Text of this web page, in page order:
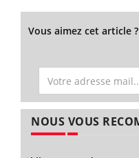
Vous aimez cet article
NOUS VOUS